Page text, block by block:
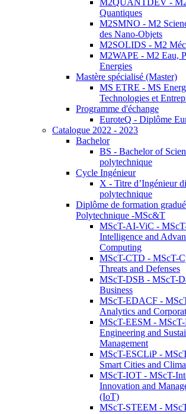
M2QUANTDEV -
Quantiques
M2SMNO - M2
des Nano-Objets
M2SOLIDS - M2
M2WAPE - M2 Eau,
Energies
Mastère spécialisé (Master)
MS ETRE - MS
Technologies et
Programme d'échange
EuroteQ - Diplôme
Catalogue 2022 - 2023
Bachelor
BS - Bachelor of
polytechnique
Cycle Ingénieur
X - Titre d’Ingénieur
polytechnique
Diplôme de formation
Polytechnique -MSc&T
MScT-AI-ViC -
Intelligence and
Computing
MScT-CTD - MScT-
Threats and Defenses
MScT-DSB - MScT-
Business
MScT-EDACF -
Analytics and
MScT-EESM -
Engineering and
Management
MScT-ESCLiP -
Smart Cities and
MScT-IOT - MScT-
Innovation and
(IoT)
MScT-STEEM -